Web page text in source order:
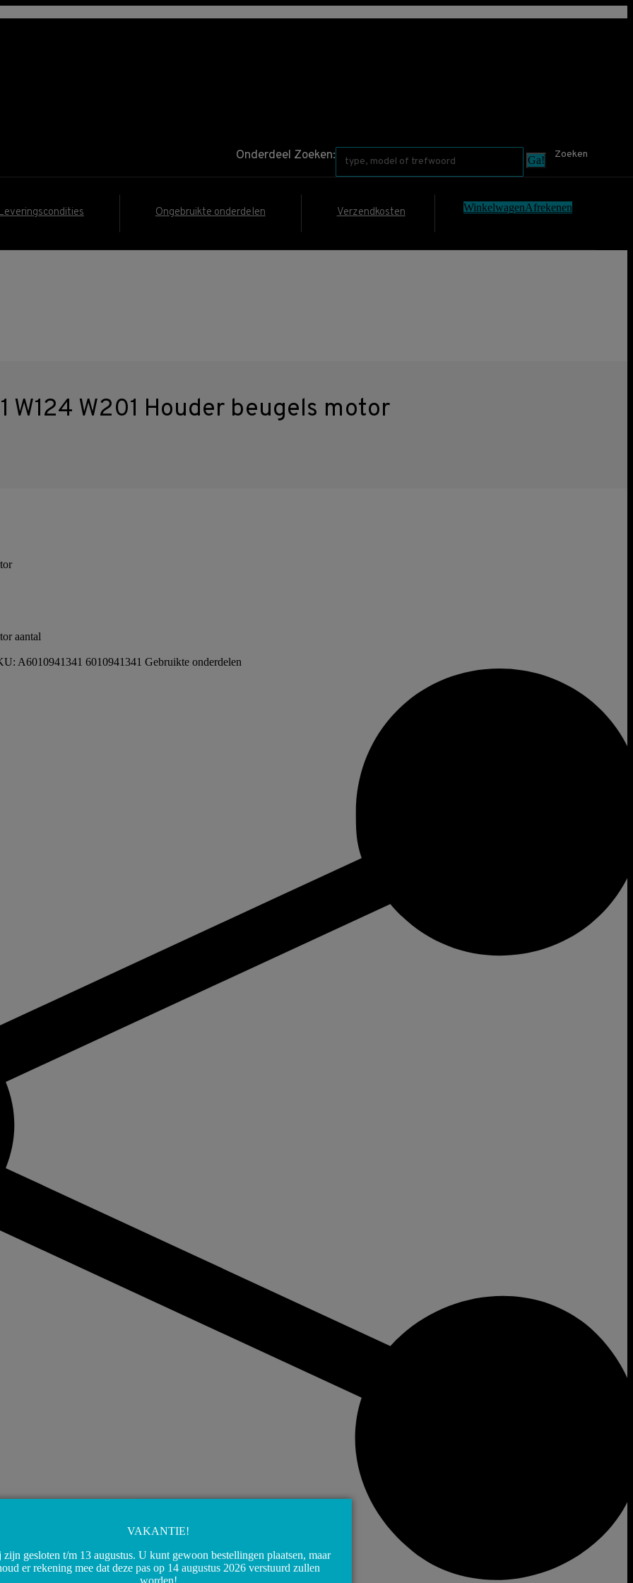
Onderdeel Zoeken:
Zoeken
Ongebruikte onderdelen Verzendkosten
WinkelwagenAfrekenen
W124 W201 Houder beugels motor
aantal
A6010941341 6010941341 Gebruikte onderdelen
VAKANTIE!
zijn gesloten t/m 13 augustus. U kunt gewoon bestellingen plaatsen, maar
er rekening mee dat deze pas op 14 augustus 2026 verstuurd zullen